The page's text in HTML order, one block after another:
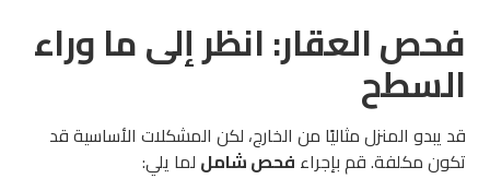
فحص العقار: انظر إلى ما وراء
السطح
قد يبدو المنزل مثاليًا من الخارج، لكن المشكلات الأساسية قد
تكون مكلفة. قم بإجراء فحص شامل لما يلي: